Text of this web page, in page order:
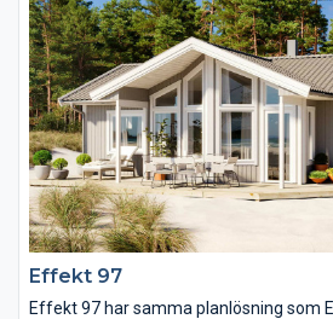
Effekt 97
Effekt 97 har samma planlösning som